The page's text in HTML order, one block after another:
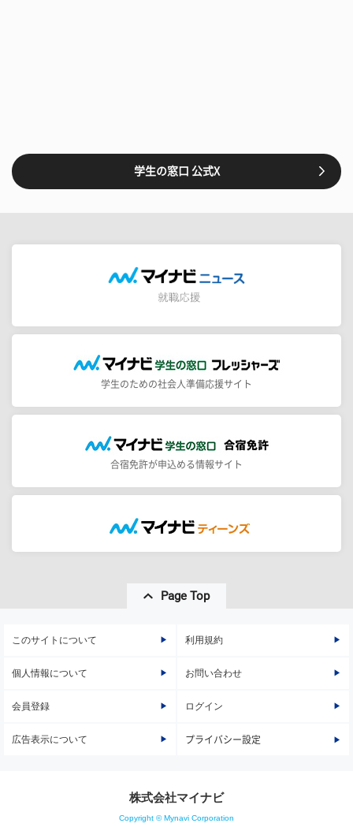
学生の窓口 公式X
学生のための社会人準備応援サイト
合宿免許が申込める情報サイト
Page Top
このサイトについて 利用規約
個人情報について お問い合わせ
会員登録 ログイン
広告表示について プライバシー設定
株式会社マイナビ
Copyright © Mynavi Corporation